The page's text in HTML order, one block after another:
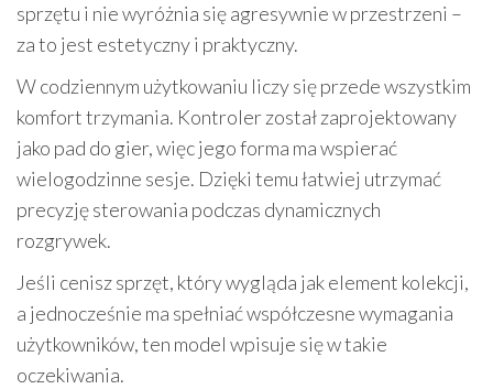
sprzętu i nie wyróżnia się agresywnie w przestrzeni –
za to jest estetyczny i praktyczny.
W codziennym użytkowaniu liczy się przede wszystkim
komfort trzymania. Kontroler został zaprojektowany
jako pad do gier, więc jego forma ma wspierać
wielogodzinne sesje. Dzięki temu łatwiej utrzymać
precyzję sterowania podczas dynamicznych
rozgrywek.
Jeśli cenisz sprzęt, który wygląda jak element kolekcji,
a jednocześnie ma spełniać współczesne wymagania
użytkowników, ten model wpisuje się w takie
oczekiwania.